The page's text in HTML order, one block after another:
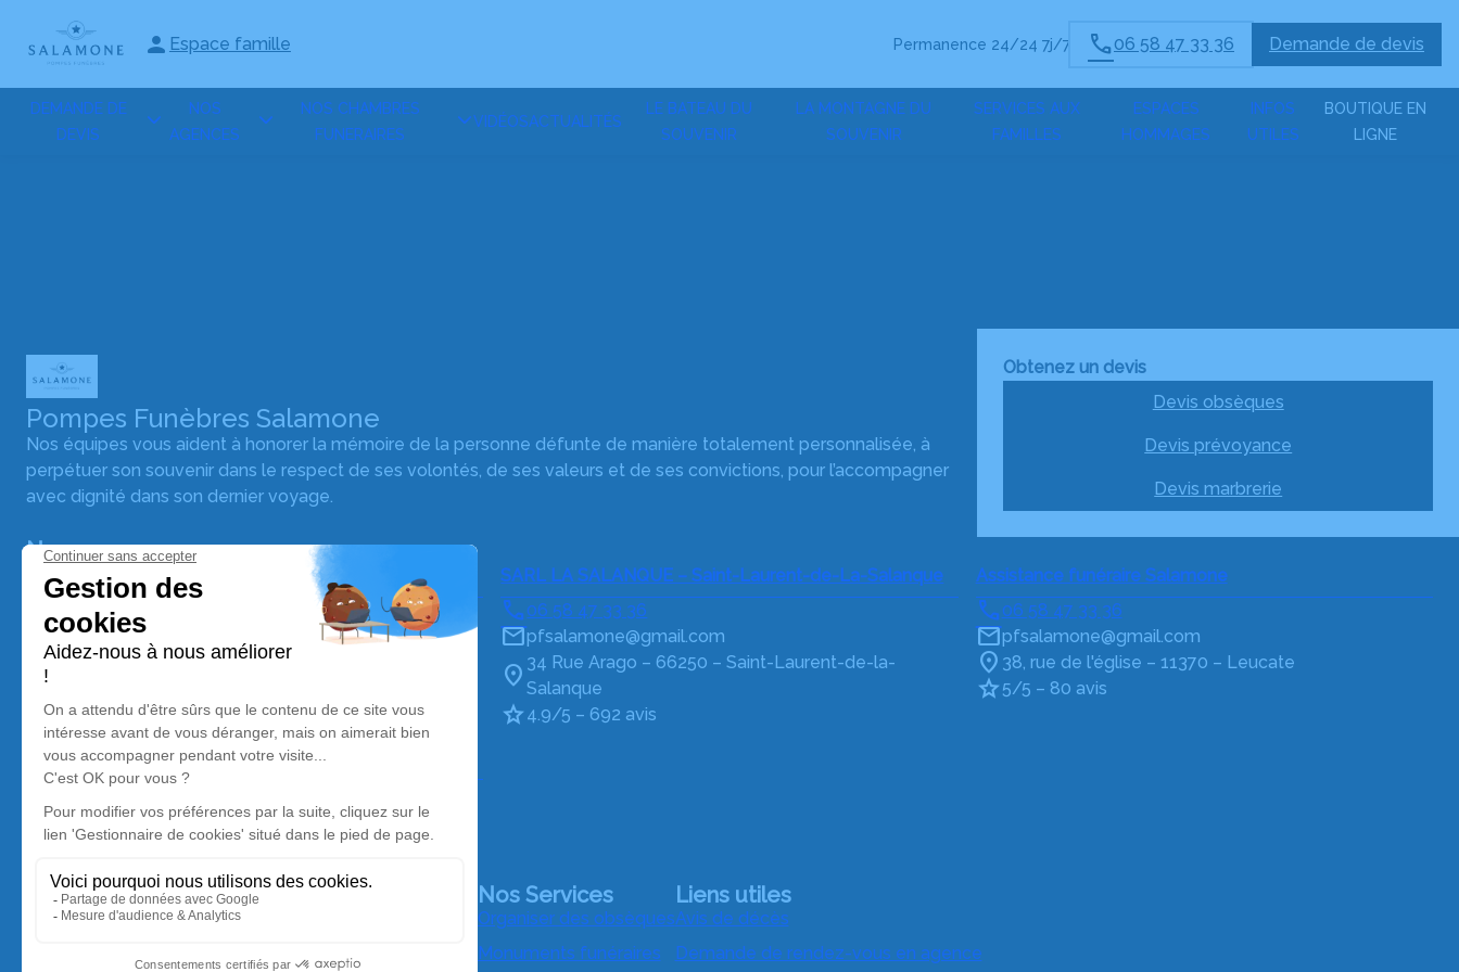
Espace famille Permanence 24/24 7j/7 06 58 47 33 36 Demande de devis
DEMANDE DE
DEVIS
NOS
AGENCES
NOS CHAMBRES
FUNERAIRES
VIDÉOSACTUALITÉS
LE BATEAU DU
SOUVENIR
LA MONTAGNE DU
SOUVENIR
SERVICES AUX
FAMILLES
ESPACES
HOMMAGES
INFOS
UTILES
BOUTIQUE EN
LIGNE
Pompes Funèbres Salamone
Nos équipes vous aident à honorer la mémoire de la personne défunte de manière totalement personnalisée, à
perpétuer son souvenir dans le respect de ses volontés, de ses valeurs et de ses convictions, pour l’accompagner
avec dignité dans son dernier voyage.
Obtenez un devis
Devis obsèques
Devis prévoyance
Devis marbrerie
Nos agences
Assistance funéraire Salamone
06 58 47 33 36
pfsalamone@gmail.com
96 Rue Paul Rubens – 66000 – Perpignan
SARL LA SALANQUE – Saint-Laurent-de-La-Salanque
06 58 47 33 36
pfsalamone@gmail.com
34 Rue Arago – 66250 – Saint-Laurent-de-la-
Salanque
4.9/5 – 692 avis
Assistance funéraire Salamone
06 58 47 33 36
pfsalamone@gmail.com
38, rue de l'église – 11370 – Leucate
5/5 – 80 avis
Assistance funéraire Salamone
06 58 47 33 36
pfsalamone@gmail.com
26 Avenue Annibal – 66420 – Le Barcarès
4.9/5 – 692 avis
Nos Services
Organiser des obsèques
Monuments funéraires
Liens utiles
Avis de décès
Demande de rendez-vous en agence